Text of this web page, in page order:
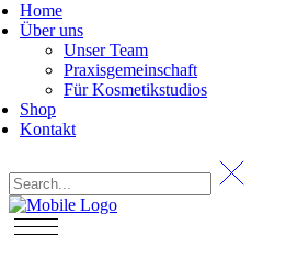
Home
Über uns
Unser Team
Praxisgemeinschaft
Für Kosmetikstudios
Shop
Kontakt